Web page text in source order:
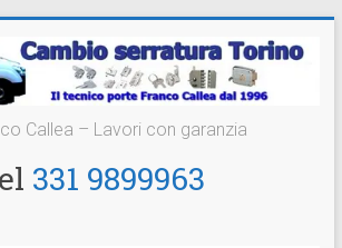
Callea – Lavori con garanzia
331 9899963